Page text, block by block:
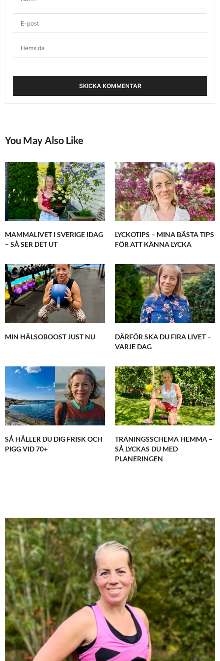
magkänslan är också mina vägvisare i livet, det blir
generera en del oro mellan varven. Men det ingår
liksom
KARIN - FITNESSOCHHÄLSA SKRIVER:
Så modigt! Det är ju svårt att våga vara modig och
lyssna till sitt hjärta ibland (särskilt när det finns
andra människor iblandade). Jag tror ändå att det
blir bra om en lyssnar inåt och vågar tro på sin
egen förmåga. Mitt hjärta säger mig att jag i n t e
vill gå tillbaka till mitt lärarjobb på heltid, och jag
hoppas att jag ser till att göra verklighet av det.
NOVEMBER 1, 2015 KL. 8:07 E M
Du tänker klokt du. Hoppas att du lyckad med
det du vill!
CECILIA SKRIVER:
Grattis!! Klokt att följa sitt hjärta men kan givetvis
finnas en rädsla i det med!
Lycka till det kommer att gå kanon!!!
KARIN - FITNESSOCHHÄLSA SKRIVER:
NOVEMBER 1, 2015 KL. 9:49 E M
Tack så mycket!
Kram tillbaka!
SKRIVER:
NOVEMBER 2, 2015 KL. 9:54 F M
EMMI I BARCELONA - EXPLORISTA.SE SKRIVER:
NOVEMBER 2, 2015 KL. 11:54 E M
Heja! Så spännande, jag tycker du gör helt rätt!
Och då får du ju dessutom tid att satsa på både
familjen och eget företag samtidigt, kan det bli
bättre?
KARIN - FITNESSOCHHÄLSA SKRIVER:
NOVEMBER 3, 2015 KL. 7:52 F M
Jag instämmer. Det kunde faktiskt inte bli bättre
för mig just nu i livet!
You May Also Like
MAMMALIVET I SVERIGE IDAG
– SÅ SER DET UT
LYCKOTIPS – MINA BÄSTA TIPS
FÖR ATT KÄNNA LYCKA
MIN HÄLSOBOOST JUST NU
DÄRFÖR SKA DU FIRA LIVET –
VARJE DAG
SÅ HÅLLER DU DIG FRISK OCH
PIGG VID 70+
TRÄNINGSSCHEMA HEMMA –
SÅ LYCKAS DU MED
PLANERINGEN